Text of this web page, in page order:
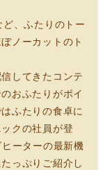
、ふたりのトー
ノーカットのト
してきたコンテ
おふたりがポイ
ふたりの食卓に
クの社員が登
ーターの最新機
っぷりご紹介し